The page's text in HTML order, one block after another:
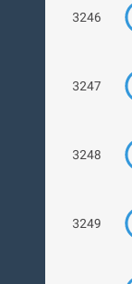
3246
3247
3248
3249